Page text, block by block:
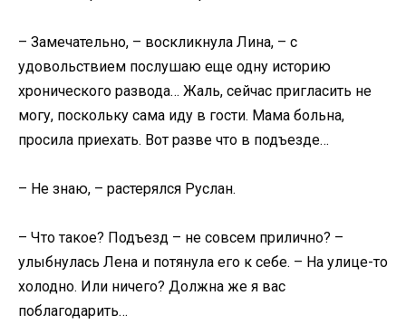
– Замечательно, – воскликнула Лина, – с
удовольствием послушаю еще одну историю
хронического развода… Жаль, сейчас пригласить не
могу, поскольку сама иду в гости. Мама больна,
просила приехать. Вот разве что в подъезде…
– Не знаю, – растерялся Руслан.
– Что такое? Подъезд – не совсем прилично? –
улыбнулась Лена и потянула его к себе. – На улице-то
холодно. Или ничего? Должна же я вас
поблагодарить…